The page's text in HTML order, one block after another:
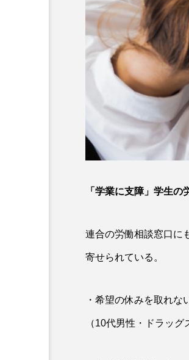
「学業に支障」学生
連合の労働相談窓口に
寄せられている。
・希望の休みを取れな
（10代男性・ドラッグ